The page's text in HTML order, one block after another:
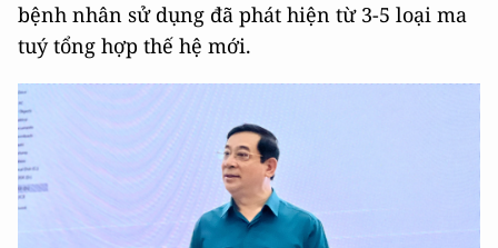
bệnh nhân sử dụng đã phát hiện từ 3-5 loại ma
tuý tổng hợp thế hệ mới.